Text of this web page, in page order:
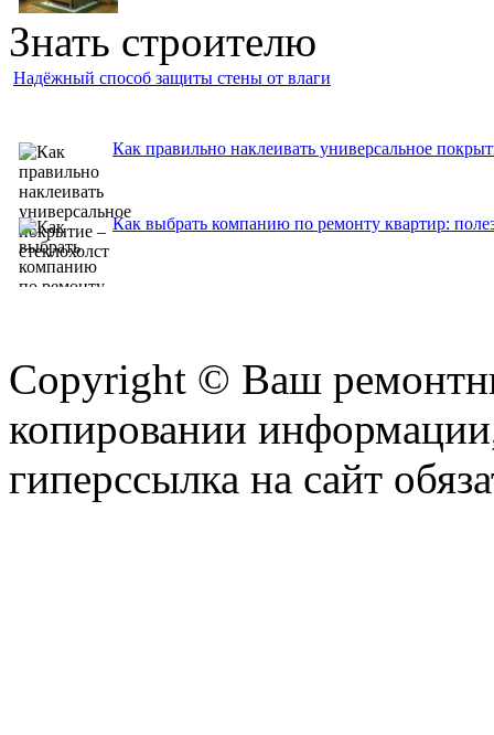
Знать строителю
Надёжный способ защиты стены от влаги
Как правильно наклеивать универсальное
Как выбрать компанию по ремонту квартир:
Copyright © Ваш
копировании
гиперссылка на сайт